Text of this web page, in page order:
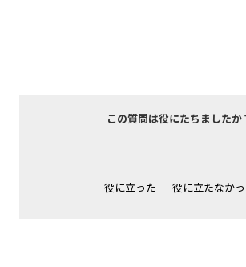
この質問は役にたちましたか
役に立った 役に立たなか